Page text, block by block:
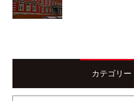
カテゴリー